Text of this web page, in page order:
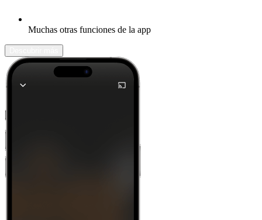
Muchas otras funciones de la app